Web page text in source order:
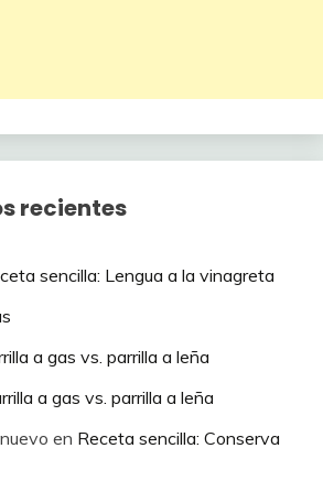
recientes
sencilla: Lengua a la vinagreta
a gas vs. parrilla a leña
a gas vs. parrilla a leña
en Receta sencilla: Conserva